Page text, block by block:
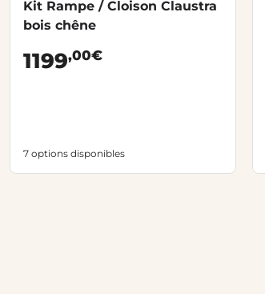
Kit Rampe / Cloison Claustra
bois chêne
1199,00€
7 options disponibles